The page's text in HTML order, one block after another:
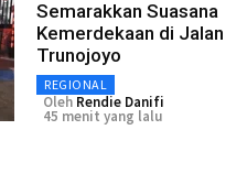
Semarakkan Suasana
Kemerdekaan di Jalan
Trunojoyo
REGIONAL
Oleh Rendie Danifi
45 menit yang lalu